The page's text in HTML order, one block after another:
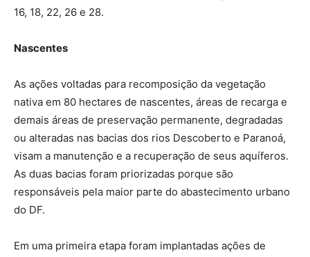
16, 18, 22, 26 e 28.
Nascentes
As ações voltadas para recomposição da vegetação
nativa em 80 hectares de nascentes, áreas de recarga e
demais áreas de preservação permanente, degradadas
ou alteradas nas bacias dos rios Descoberto e Paranoá,
visam a manutenção e a recuperação de seus aquíferos.
As duas bacias foram priorizadas porque são
responsáveis pela maior parte do abastecimento urbano
do DF.
Em uma primeira etapa foram implantadas ações de